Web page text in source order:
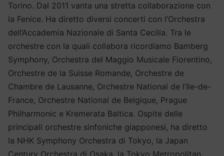
Torino. Dal 2011 vanta una stretta collaborazione con
la Fenice. Ha diretto diversi concerti con l’Orchestra
dell’Accademia Nazionale di Santa Cecilia. Tra le
orchestre con la quali collabora ricordiamo Bamberg
Symphony, Orchestra del Maggio Musicale Fiorentino,
Orchestre de la Suisse Romande, Orchestre de
Chambre de Lausanne, Orchestre National de l’Ile-de-
France, Orchestre National de Belgique, Prague
Philharmonic e Kremerata Baltica. Ospite delle
principali orchestre sinfoniche giapponesi, ha diretto
la NHK Symphony Orchestra di Tokyo, la Japan